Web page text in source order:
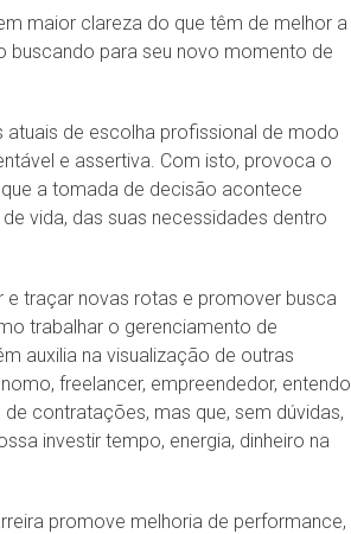
maior clareza do que têm de melhor a
para seu novo momento de
de escolha profissional de modo
e assertiva. Com isto, provoca o
a tomada de decisão acontece
vida, das suas necessidades dentro
e traçar novas rotas e promover busca
trabalhar o gerenciamento de
auxilia na visualização de outras
freelancer, empreendedor, entendo
contratações, mas que, sem dúvidas,
investir tempo, energia, dinheiro na
promove melhoria de performance,